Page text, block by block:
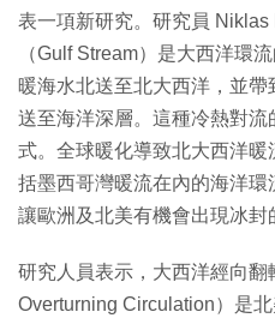
表一項新研究。研究員
（Gulf Stream）是大西洋環
暖海水北送至北大西洋，並
送至海洋深層。這種冷熱對
式。全球暖化導致北大西洋
括墨西哥灣暖流在內的海洋
讓歐洲及北美有機會出現冰封
研究人員表示，大西洋經向翻
Overturning Circulation）是